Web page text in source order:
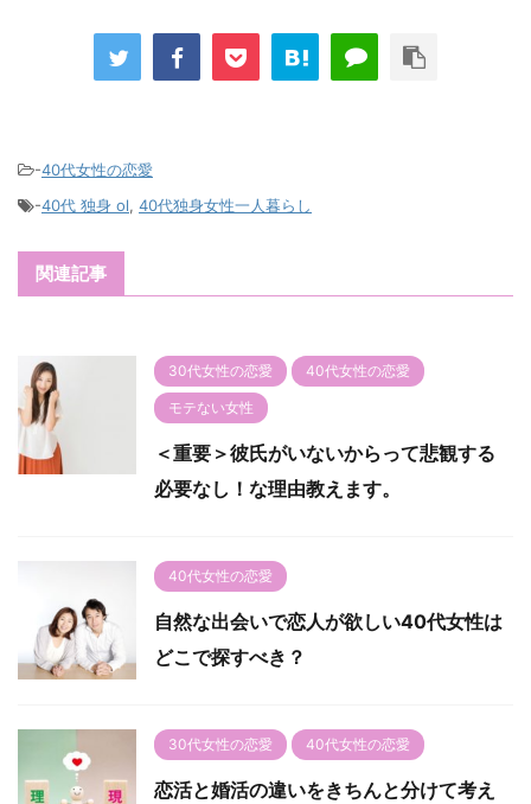
-40代女性の恋愛
-40代 独身 ol, 40代独身女性一人暮らし
関連記事
30代女性の恋愛 40代女性の恋愛
モテない女性
＜重要＞彼氏がいないからって悲観する
必要なし！な理由教えます。
40代女性の恋愛
自然な出会いで恋人が欲しい40代女性は
どこで探すべき？
30代女性の恋愛 40代女性の恋愛
恋活と婚活の違いをきちんと分けて考え